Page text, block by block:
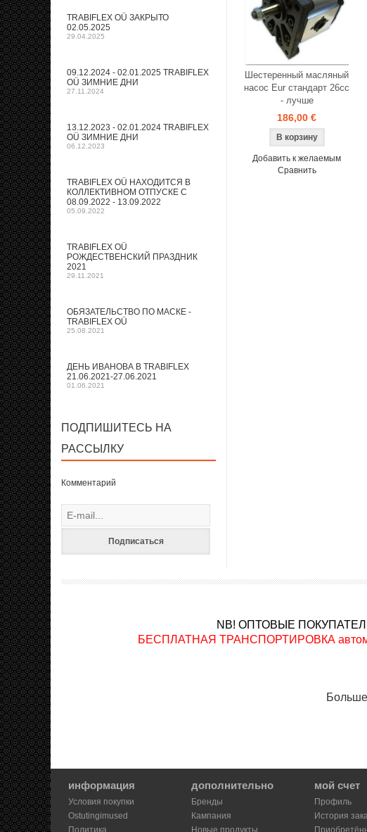
TRABIFLEX OÜ ЗАКРЫТО
02.05.2025
29.04.2025
09.12.2024 - 02.01.2025 TRABIFLEX
OÜ ЗИМНИЕ ДНИ
27.11.2024
13.12.2023 - 02.01.2024 TRABIFLEX
OÜ ЗИМНИЕ ДНИ
06.12.2023
TRABIFLEX OÜ НАХОДИТСЯ В
КОЛЛЕКТИВНОМ ОТПУСКЕ С
08.09.2022 - 13.09.2022
05.09.2022
TRABIFLEX OÜ
РОЖДЕСТВЕНСКИЙ ПРАЗДНИК
2021
29.11.2021
ОБЯЗАТЕЛЬСТВО ПО МАСКЕ -
TRABIFLEX OÜ
25.08.2021
ДЕНЬ ИВАНОВА В TRABIFLEX
21.06.2021-27.06.2021
01.06.2021
ПОДПИШИТЕСЬ НА
РАССЫЛКУ
Комментарий
Подписаться
Шестеренный масляный
насос Eur стандарт 26cc
- лучше
186,00 €
Добавить к желаемым
Сравнить
NB! ОПТОВЫЕ
БЕСПЛАТНАЯ ТРАНСПОРТИРОВКА
информация
Условия покупки
Ostutingimused
Политика
дополнительно
Бренды
Кампания
Новые продукты
мой счет
Профиль
История